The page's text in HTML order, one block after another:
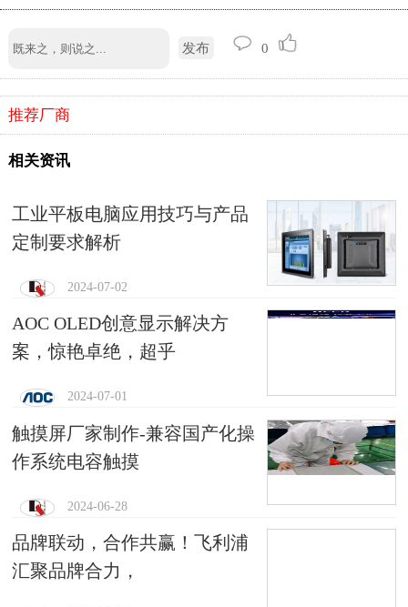
发布 0
推荐厂商
相关资讯
工业平板电脑应用技巧与产品
定制要求解析
2024-07-02
AOC OLED创意显示解决方
案，惊艳卓绝，超乎
2024-07-01
触摸屏厂家制作-兼容国产化操
作系统电容触摸
2024-06-28
品牌联动，合作共赢！飞利浦
汇聚品牌合力，